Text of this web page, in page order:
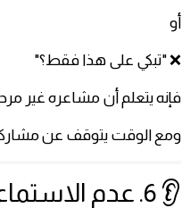
أو
❌ "تبكي على هذا فقط؟"
فإنه يتعلم أن مشاعره غير
ومع الوقت يتوقف عن
👂 6. عدم الاستماع الحقيقي